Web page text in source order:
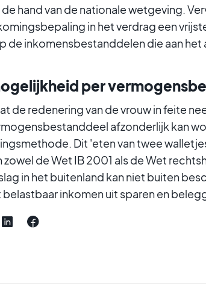
hand van de nationale wetgeving.
in het verdrag een
de inkomensbestanddelen die aan het
per
de redenering van de vrouw in feite
afzonderlijk kan
Dit 'eten van twee
de Wet IB 2001 als de Wet
in het buitenland kan niet buiten
inkomen uit sparen en